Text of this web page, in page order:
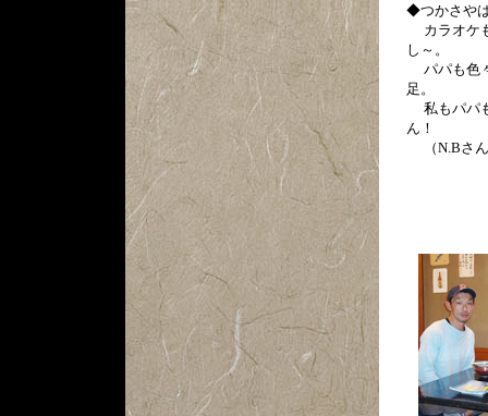
◆つかさや
カラオケ
し～。
パパも色
足。
私もパパ
ん！
（N.Bさ